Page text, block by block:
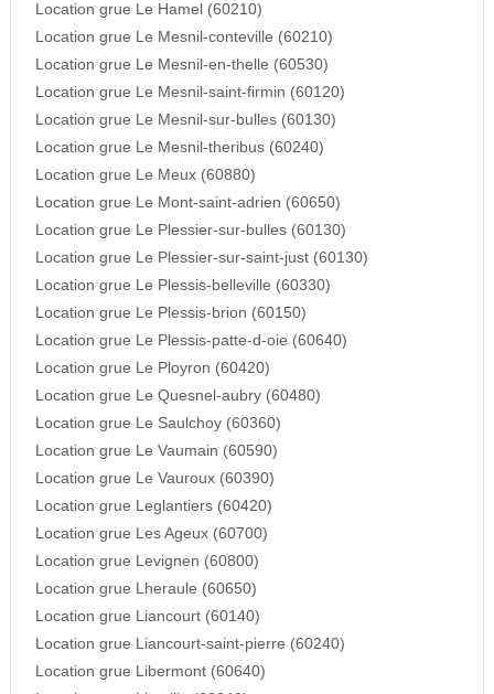
Location grue Le Hamel (60210)
Location grue Le Mesnil-conteville (60210)
Location grue Le Mesnil-en-thelle (60530)
Location grue Le Mesnil-saint-firmin (60120)
Location grue Le Mesnil-sur-bulles (60130)
Location grue Le Mesnil-theribus (60240)
Location grue Le Meux (60880)
Location grue Le Mont-saint-adrien (60650)
Location grue Le Plessier-sur-bulles (60130)
Location grue Le Plessier-sur-saint-just (60130)
Location grue Le Plessis-belleville (60330)
Location grue Le Plessis-brion (60150)
Location grue Le Plessis-patte-d-oie (60640)
Location grue Le Ployron (60420)
Location grue Le Quesnel-aubry (60480)
Location grue Le Saulchoy (60360)
Location grue Le Vaumain (60590)
Location grue Le Vauroux (60390)
Location grue Leglantiers (60420)
Location grue Les Ageux (60700)
Location grue Levignen (60800)
Location grue Lheraule (60650)
Location grue Liancourt (60140)
Location grue Liancourt-saint-pierre (60240)
Location grue Libermont (60640)